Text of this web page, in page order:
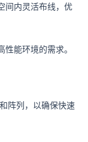
间内灵活布线，优
能环境的需求。
阵列，以确保快速